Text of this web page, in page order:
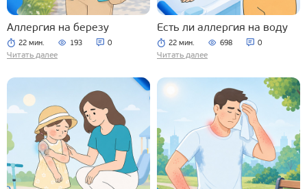
Аллергия на березу
22 мин. 193 0
Читать далее
Есть ли аллергия на воду
22 мин. 698 0
Читать далее